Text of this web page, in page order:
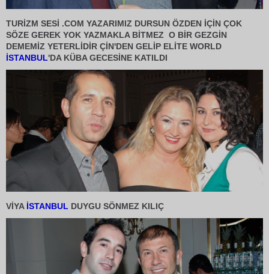
TURİZM SESİ .COM YAZARIMIZ DURSUN ÖZDEN İÇİN ÇOK
SÖZE GEREK YOK YAZMAKLA BİTMEZ O BİR GEZGİN
DEMEMİZ YETERLİDİR ÇİN'DEN GELİP ELİTE WORLD
İSTANBUL'DA KÜBA GECESİNE KATILDI
VİYA İSTANBUL DUYGU SÖNMEZ KILIÇ